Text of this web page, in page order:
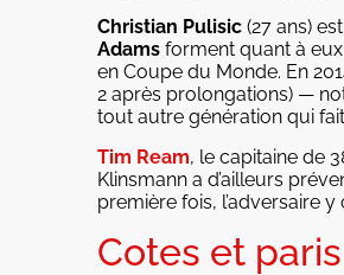
Christian Pulisic (27 ans)
Adams forment quant à
en Coupe du Monde. En
2 après prolongations) —
tout autre génération qui
Tim Ream, le capitaine de
Klinsmann a d’ailleurs
première fois, l’adversaire
Cotes et